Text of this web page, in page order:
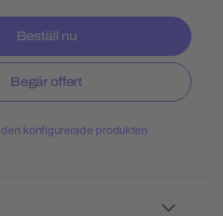
Beställ nu
Begär offert
den konfigurerade produkten